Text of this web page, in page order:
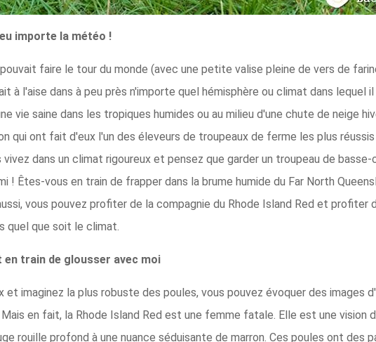
importe la météo !
faire le tour du monde (avec une petite valise pleine de vers de
à l'aise dans à peu près n'importe quel hémisphère ou climat dans lequel
vie saine dans les tropiques humides ou au milieu d'une chute de neige
qui ont fait d'eux l'un des éleveurs de troupeaux de ferme les plus
vivez dans un climat rigoureux et pensez que garder un troupeau de
! Êtes-vous en train de frapper dans la brume humide du Far North
vous pouvez profiter de la compagnie du Rhode Island Red et profiter
quel que soit le climat.
en train de glousser avec moi
et imaginez la plus robuste des poules, vous pouvez évoquer des images
en fait, la Rhode Island Red est une femme fatale. Elle est une vision
rouille profond à une nuance séduisante de marron. Ces poules ont des